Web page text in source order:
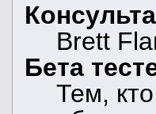
Brett
Бета
Тем,